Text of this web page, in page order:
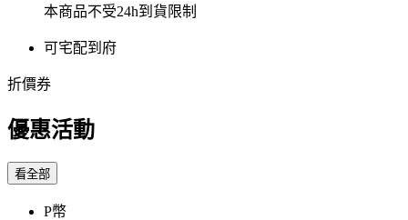
本商品不受24h到貨限制
可宅配到府
折價券
優惠活動
看全部
P幣